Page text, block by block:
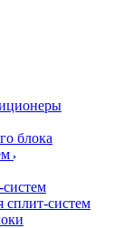
блока
систем